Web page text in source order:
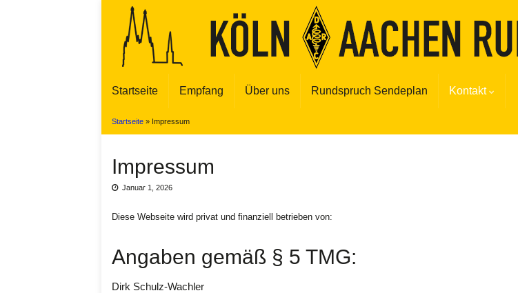
Startseite Empfang Über uns Rundspruch Sendeplan Kontakt
Startseite » Impressum
Impressum
Januar 1, 2026
Diese Webseite wird privat und finanziell betrieben von:
Angaben gemäß § 5 TMG:
Dirk Schulz-Wachler